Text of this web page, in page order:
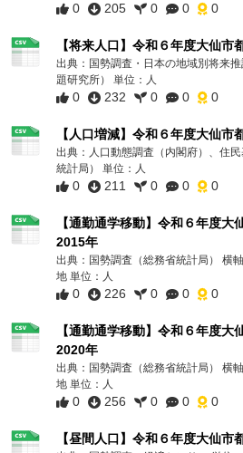
0 205 0 0 0
【将来人口】令和６年度大仙市
出典：国勢調査・日本の地域別将来
題研究所） 単位：人
0 232 0 0 0
【人口増減】令和６年度大仙市
出典：人口動態調査（内閣府）、住
統計局） 単位：人
0 211 0 0 0
【通勤通学移動】令和６年度
2015年
出典：国勢調査（総務省統計局） 横
地 単位：人
0 226 0 0 0
【通勤通学移動】令和６年度
2020年
出典：国勢調査（総務省統計局） 横
地 単位：人
0 256 0 0 0
【昼間人口】令和６年度大仙市